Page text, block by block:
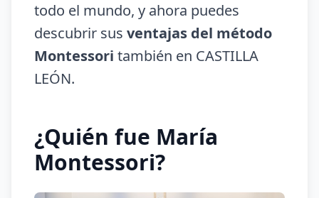
todo el mundo, y ahora puedes
descubrir sus ventajas del método
Montessori también en CASTILLA
LEÓN.
¿Quién fue María
Montessori?